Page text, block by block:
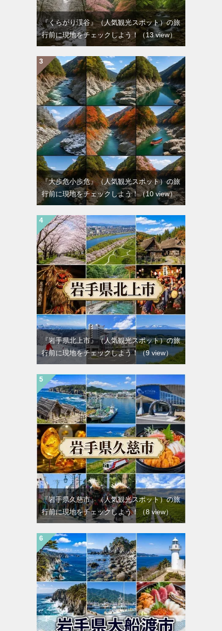
『くらがり渓谷』（人気観光スポット）の旅
行前に現地をチェックしよう！
（13 view）
『大歩危小歩危』（人気観光スポット）の旅
行前に現地をチェックしよう！（10 view）
『岩手県北上市』（人気観光スポット）の旅
行前に現地をチェックしよう！（9 view）
『岩手県久慈市』（人気観光スポット）の旅
行前に現地をチェックしよう！ （8 view）